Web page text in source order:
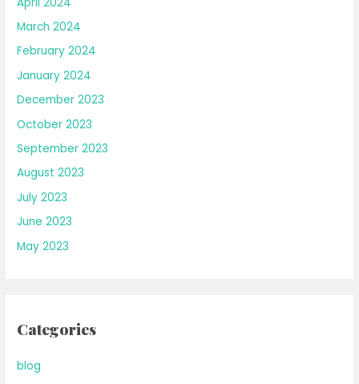
March 2024
February 2024
January 2024
December 2023
October 2023
September 2023
August 2023
July 2023
June 2023
May 2023
Categories
blog